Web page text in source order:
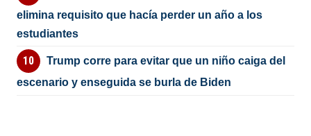
elimina requisito que hacía perder un año a los
estudiantes
Trump corre para evitar que un niño caiga del
escenario y enseguida se burla de Biden